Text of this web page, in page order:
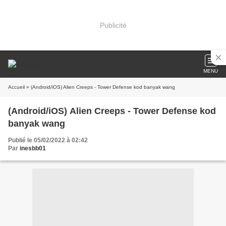
Publicité
MENU
Accueil » (Android/iOS) Alien Creeps - Tower Defense kod banyak wang
(Android/iOS) Alien Creeps - Tower Defense kod
banyak wang
Publié le 05/02/2022 à 02:42
Par inesbb01